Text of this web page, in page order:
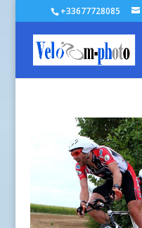
+33677728085